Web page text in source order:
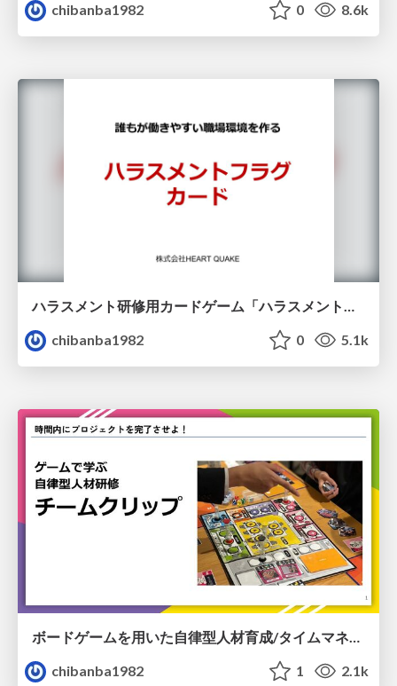
chibanba1982
0 8.6k
ハラスメント研修用カードゲーム「ハラスメントフラグカード」
chibanba1982
0 5.1k
ボードゲームを用いた自律型人材育成/タイムマネジメント研修「チームクリップ」
chibanba1982
1 2.1k